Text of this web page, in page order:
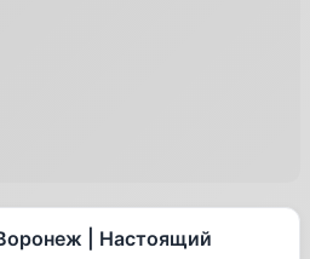
| Настоящий